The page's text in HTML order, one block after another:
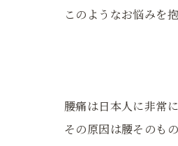
このようなお悩みを
腰痛は日本人に非常
その原因は腰そのも